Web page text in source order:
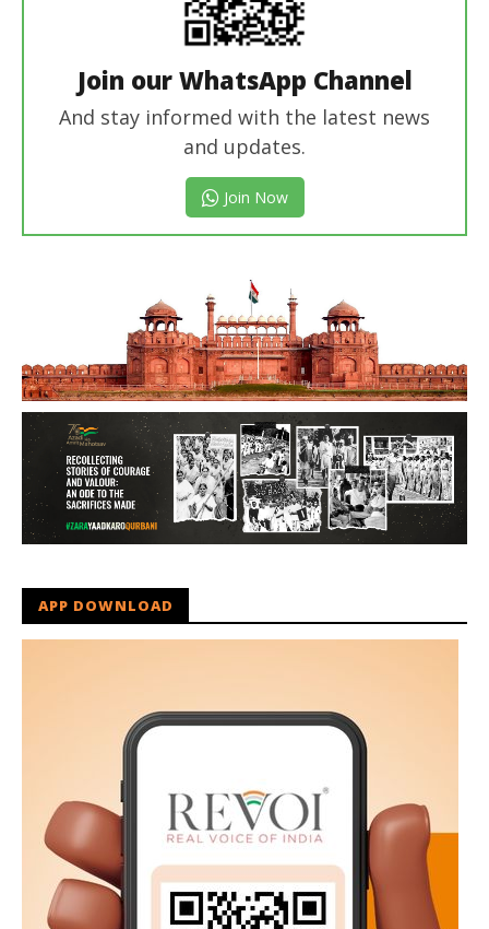
Join our WhatsApp Channel
And stay informed with the latest news
and updates.
Join Now
APP DOWNLOAD